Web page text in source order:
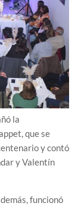
la
que se
y contó
y Valentín
funcionó